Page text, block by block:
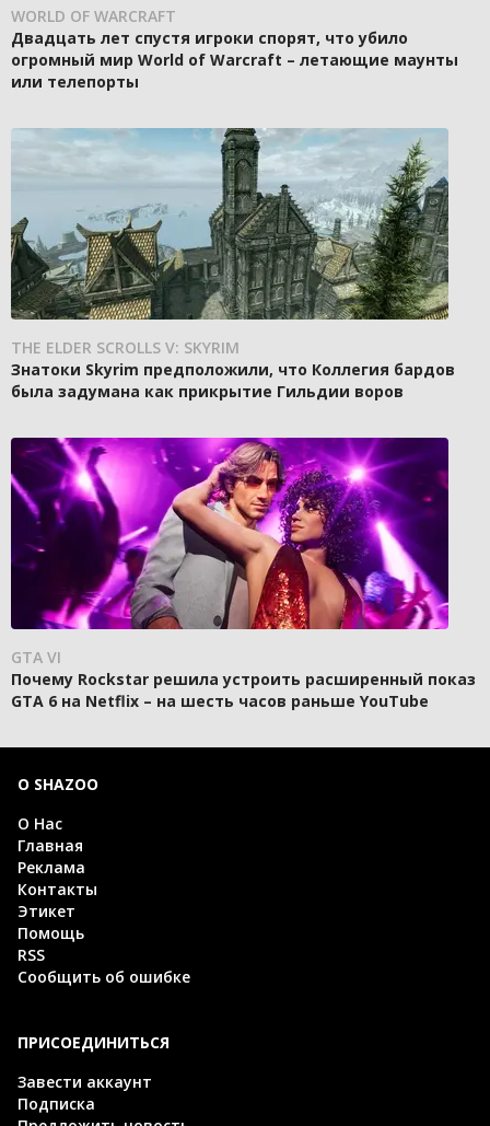
WORLD OF WARCRAFT
Двадцать лет спустя игроки спорят, что убило
огромный мир World of Warcraft – летающие маунты
или телепорты
THE ELDER SCROLLS V: SKYRIM
Знатоки Skyrim предположили, что Коллегия бардов
была задумана как прикрытие Гильдии воров
GTA VI
Почему Rockstar решила устроить расширенный показ
GTA 6 на Netflix – на шесть часов раньше YouTube
О SHAZOO
О Нас
Главная
Реклама
Контакты
Этикет
Помощь
RSS
Сообщить об ошибке
ПРИСОЕДИНИТЬСЯ
Завести аккаунт
Подписка